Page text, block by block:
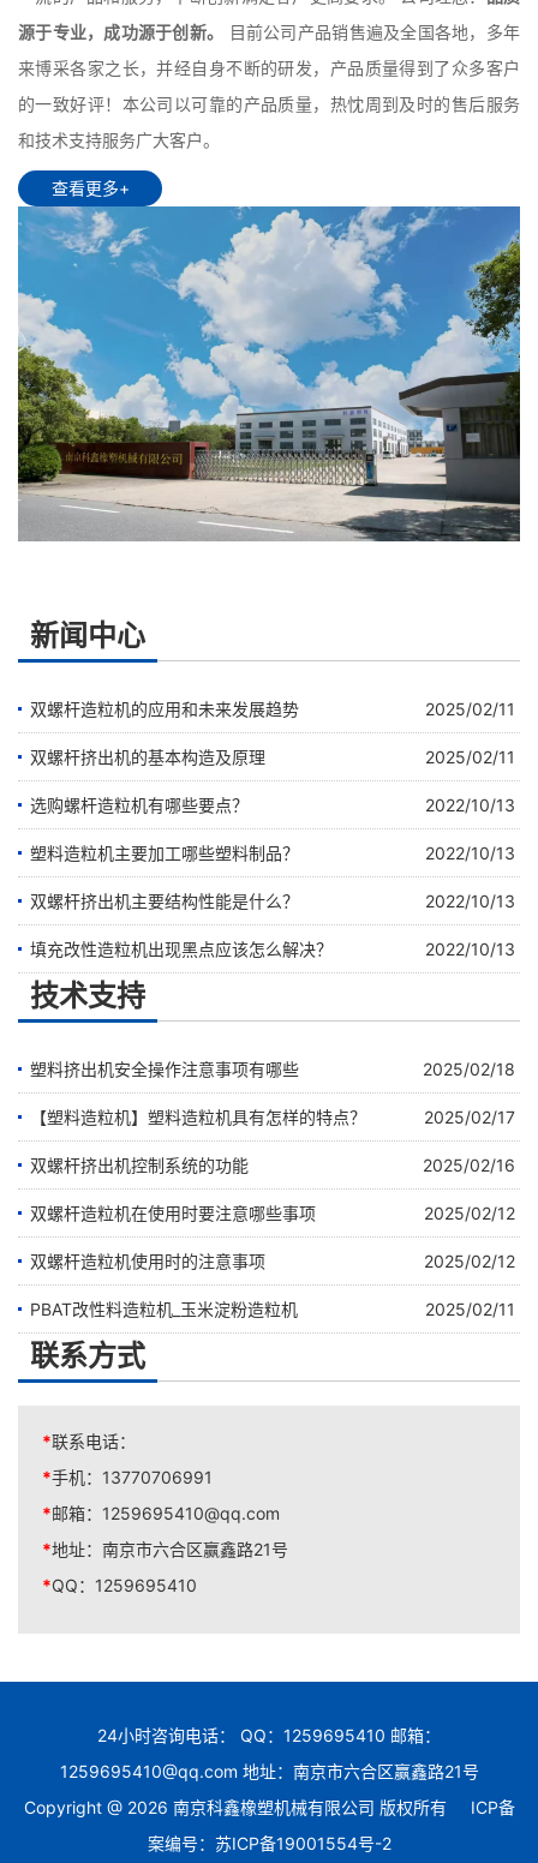
源于专业，成功源于创新。
目前公司产品销售遍及全国各地，多年
来博采各家之长，并经自身不断的研发，产品质量得到了众多客户
的一致好评！本公司以可靠的产品质量，热忱周到及时的售后服务
和技术支持服务广大客户。
查看更多+
新闻中心
双螺杆造粒机的应用和未来发展趋势 2025/02/11
双螺杆挤出机的基本构造及原理 2025/02/11
选购螺杆造粒机有哪些要点？ 2022/10/13
塑料造粒机主要加工哪些塑料制品？ 2022/10/13
双螺杆挤出机主要结构性能是什么？ 2022/10/13
填充改性造粒机出现黑点应该怎么解决？ 2022/10/13
技术支持
塑料挤出机安全操作注意事项有哪些 2025/02/18
【塑料造粒机】塑料造粒机具有怎样的特点？ 2025/02/17
双螺杆挤出机控制系统的功能 2025/02/16
双螺杆造粒机在使用时要注意哪些事项 2025/02/12
双螺杆造粒机使用时的注意事项 2025/02/12
PBAT改性料造粒机_玉米淀粉造粒机 2025/02/11
联系方式
*联系电话：
*手机： 13770706991
*邮箱： 1259695410@qq.com
*地址： 南京市六合区赢鑫路21号
*QQ： 1259695410
24小时咨询电话： QQ：1259695410 邮箱：
1259695410@qq.com 地址：南京市六合区赢鑫路21号
Copyright @ 2026 南京科鑫橡塑机械有限公司 版权所有 ICP备
案编号：苏ICP备19001554号-2